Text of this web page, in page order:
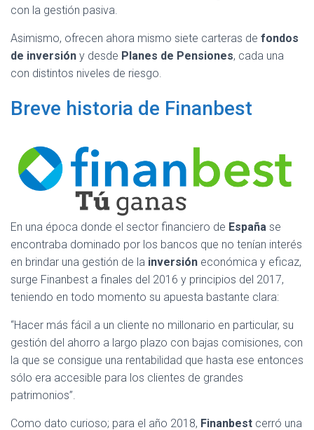
con la gestión pasiva.
Asimismo, ofrecen ahora mismo siete carteras de fondos
de inversión y desde Planes de Pensiones, cada una
con distintos niveles de riesgo.
Breve historia de Finanbest
En una época donde el sector financiero de España se
encontraba dominado por los bancos que no tenían interés
en brindar una gestión de la inversión económica y eficaz,
surge Finanbest a finales del 2016 y principios del 2017,
teniendo en todo momento su apuesta bastante clara:
“Hacer más fácil a un cliente no millonario en particular, su
gestión del ahorro a largo plazo con bajas comisiones, con
la que se consigue una rentabilidad que hasta ese entonces
sólo era accesible para los clientes de grandes
patrimonios”.
Como dato curioso; para el año 2018, Finanbest cerró una